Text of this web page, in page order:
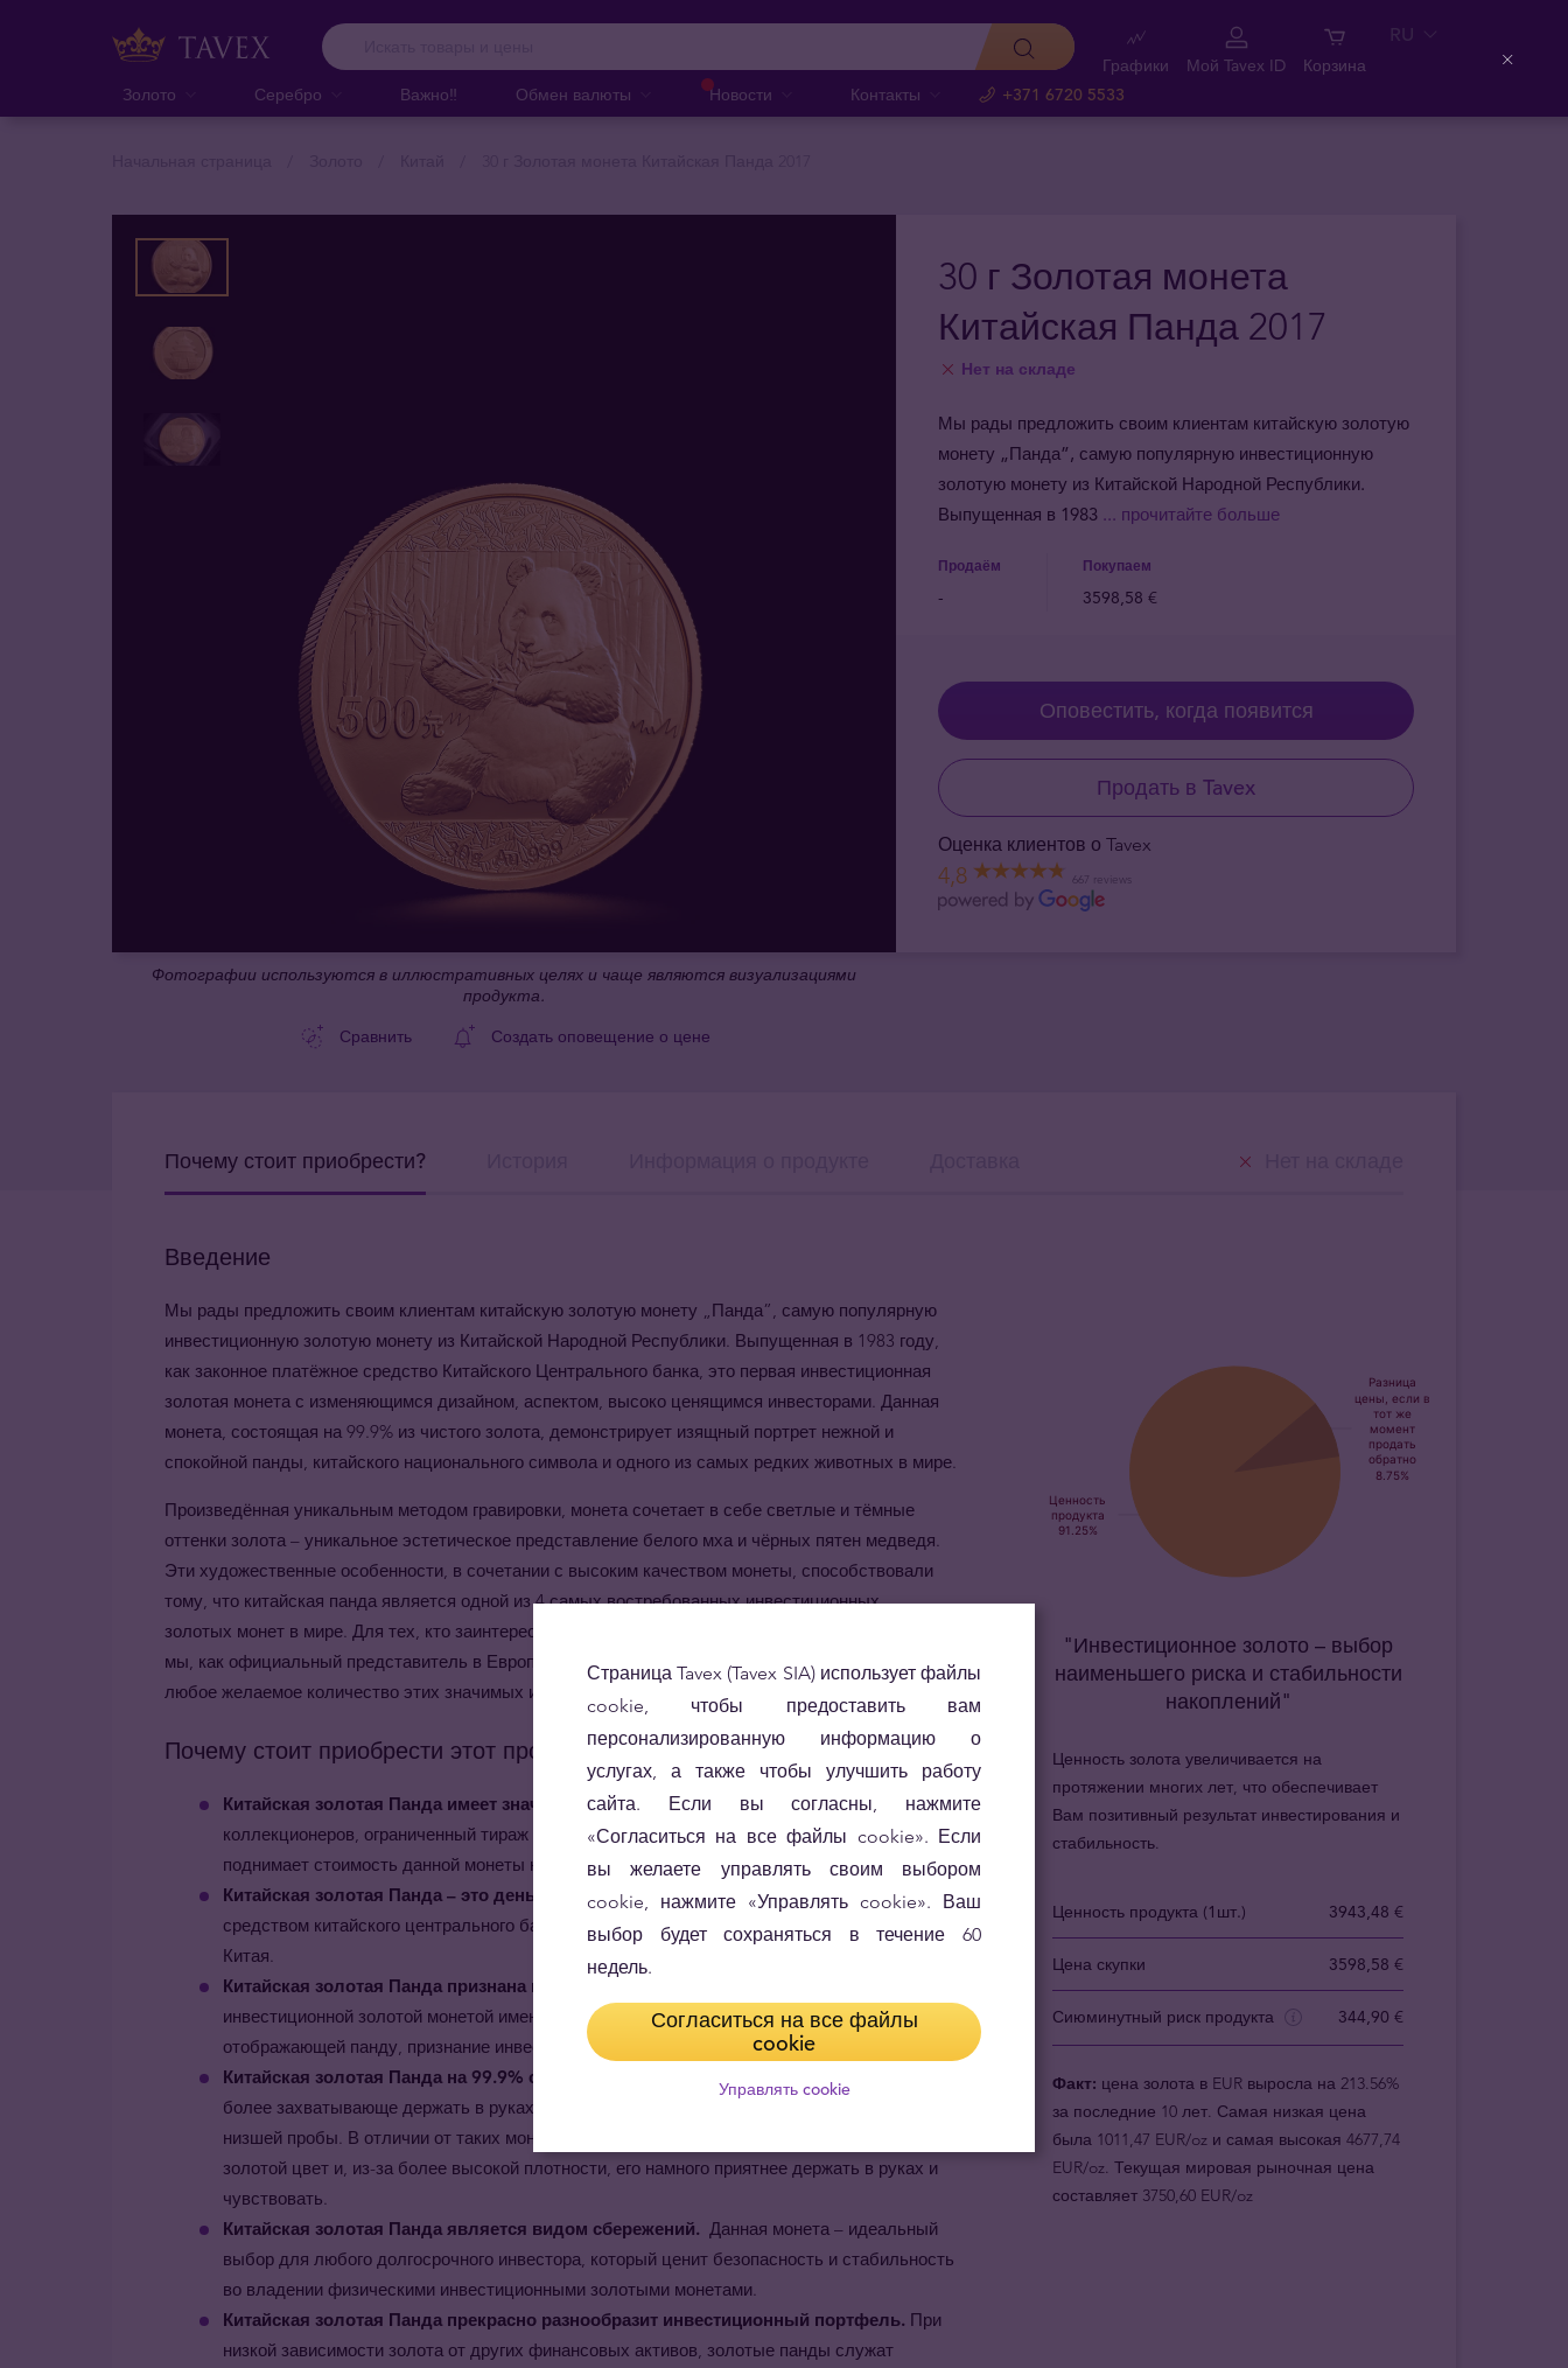
Золото Серебро Важно‼️ Обмен валюты Новости Контакты +371 6720 5533
Графики Мой Tavex ID Корзина
RU
30 г Золотая монета
Китайская Панда 2017
Нет на складе
Мы рады предложить своим клиентам китайскую золотую
монету „Панда”, самую популярную инвестиционную
золотую монету из Китайской Народной Республики.
Выпущенная в 1983 ... прочитайте больше
Продаём Покупаем
- 3598,58 €
Оповестить, когда появится
Продать в Tavex
Оценка клиентов о Tavex
4,8 667 reviews
Фотографии используются в иллюстративных целях и чаще являются визуализациями
продукта.
Сравнить
Создать оповещение о цене
Почему стоит приобрести?
Введение
Мы рады предложить своим клиентам китайскую золотую монету „Панда”, самую популярную
инвестиционную золотую монету из Китайской Народной Республики. Выпущенная в 1983 году,
как законное платёжное средство Китайского Центрального банка, это первая инвестиционная
золотая монета с изменяющимся дизайном, аспектом, высоко ценящимся инвесторами. Данная
монета, состоящая на 99.9% из чистого золота, демонстрирует изящный портрет нежной и
спокойной панды, китайского национального символа и одного из самых редких животных в мире.
Произведённая уникальным методом гравировки, монета сочетает в себе светлые и тёмные
оттенки золота – уникальное эстетическое представление белого мха и чёрных пятен медведя.
Эти художественные особенности, в сочетании с высоким качеством монеты, способствовали
тому, что китайская панда является одной из 4 самых востребованных инвестиционных
золотых монет в мире. Для тех, кто заинтересован инвестировать в китайскую золотую Панду,
мы, как официальный представитель в Европе, можем предложить лучшие цены на рынке на
любое желаемое количество этих значимых инвестиционных золотых монет.
Почему стоит приобрести этот продукт
Китайская золотая Панда имеет значительный потенциал роста.
Востребованность у
коллекционеров, ограниченный тираж и меняющийся дизайн – всё это значительно
поднимает стоимость данной монеты на вторичном рынке.
Китайская золотая Панда – это деньги.
Данная монета является законным платёжным
средством китайского центрального банка и освобождена от НДС на материковой части
Китая.
Китайская золотая Панда признана во всём мире.
инвестиционной золотой монетой имеющей статус законного платёжного средства и
отображающей панду, признание инвесторов во всём мире ей обеспечено.
Китайская золотая Панда на 99.9% состоит из чистого золота.
Во многих отношениях
более захватывающе держать в руках Панду из чистого золота, чем монету из золота
низшей пробы. В отличии от таких монет, чистое 24 каратное золото имеет блестящий
золотой цвет и, из-за более высокой плотности, его намного приятнее держать в руках и
чувствовать.
Китайская золотая Панда является видом сбережений. Данная монета – идеальный
выбор для любого долгосрочного инвестора, который ценит безопасность и стабильность
во владении физическими инвестиционными золотыми монетами.
Китайская золотая Панда прекрасно разнообразит инвестиционный портфель. При
низкой зависимости золота от других финансовых активов, золотые панды служат
"Инвестиционное золото – выбор
наименьшего риска и стабильности
накоплений"
Ценность золота увеличивается на
протяжении многих лет, что обеспечивает
Вам позитивный результат инвестирования и
стабильность.
Ценность продукта (1шт.) 3943,48 €
Цена скупки 3598,58 €
Сиюминутный риск продукта 344,90 €
Факт: цена золота в EUR выросла на 213.56%
за последние 10 лет. Самая низкая цена
была 1011,47 EUR/oz и самая высокая 4677,74
EUR/oz. Текущая мировая рыночная цена
составляет 3750,60 EUR/oz
Страница Tavex (Tavex SIA) использует файлы
cookie, чтобы предоставить вам
персонализированную информацию о
услугах, а также чтобы улучшить работу
сайта. Если вы согласны, нажмите
«Согласиться на все файлы cookie». Если
вы желаете управлять своим выбором
cookie, нажмите «Управлять cookie». Ваш
выбор будет сохраняться в течение 60
недель.
Согласиться на все файлы
cookie
Управлять cookie
Close